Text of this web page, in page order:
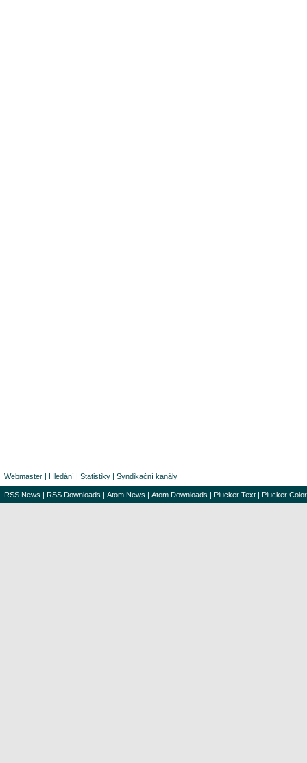
Webmaster | Hledání | Statistiky | Syndikační kanály
RSS News | RSS Downloads | Atom News | Atom Downloads | Plucker Text | Plucker Color